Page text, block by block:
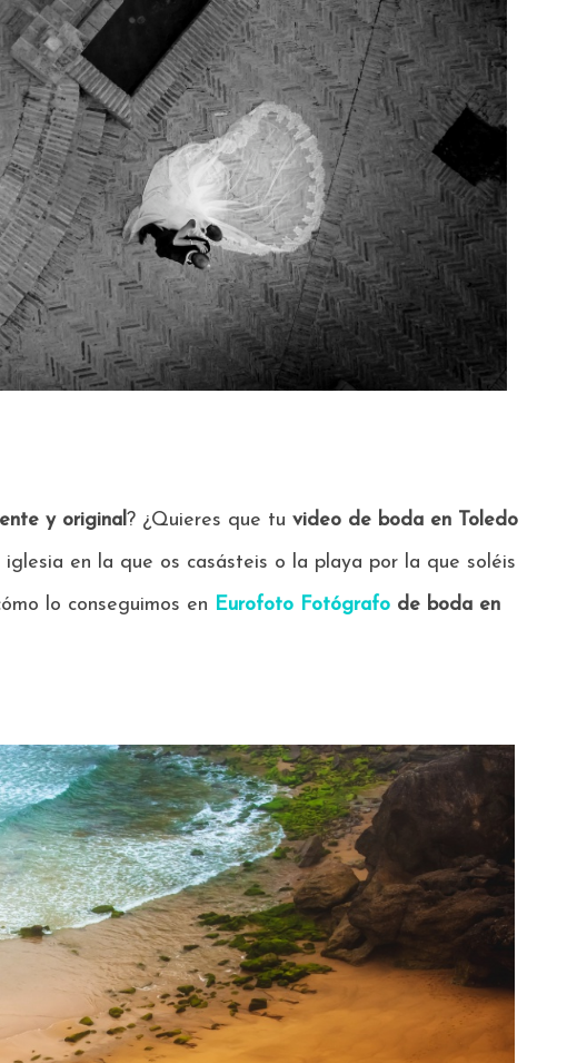
y original? ¿Quieres que tu video de boda en Toledo
en la que os casásteis o la playa por la que soléis
lo conseguimos en Eurofoto Fotógrafo de boda en